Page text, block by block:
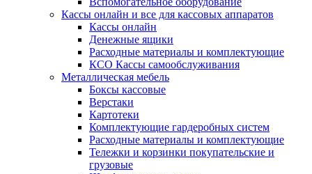
Кассы онлайн и все для кассовых аппаратов
Кассы онлайн
Денежные ящики
Расходные материалы и комплектующие
КСО Кассы самообслуживания
Металлическая мебель
Боксы кассовые
Верстаки
Картотеки
Комплектующие гардеробных систем
Расходные материалы и комплектующие
Тележки и корзинки покупательские и
грузовые